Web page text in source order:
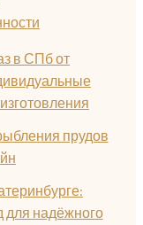
в СПб от
прудов
надёжного